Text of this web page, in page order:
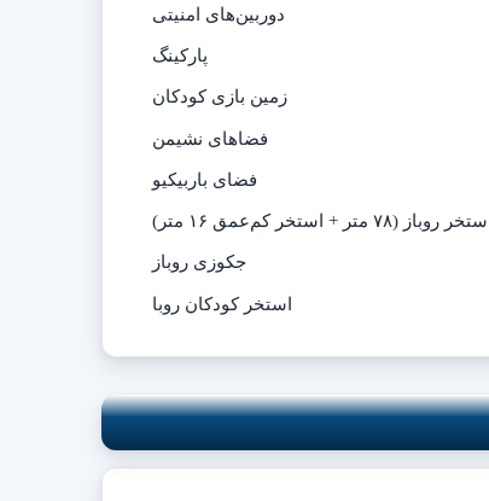
دوربین‌های امنیتی
پارکینگ
زمین بازی کودکان
فضاهای نشیمن
فضای باربیکیو
استخر روباز (۷۸ متر + استخر کم‌عمق ۱۶ متر)
جکوزی روباز
استخر کودکان روبا